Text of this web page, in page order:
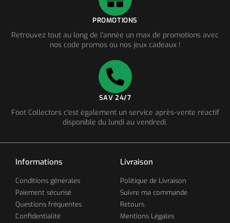
PROMOTIONS
Retrouvez tout au long de l'année un max de promotions avec
nos code promos ou nos jeux cadeaux !
SAV 24/7
Foot Collectors c'est également un service après-vente réactif
disponible du lundi au vendredi.
Informations
Conditions générales
Paiement sécurisé
Questions fréquentes
Confidentialité
Livraison
Politique de Livraison
Suivre ma commande
Retours
Mentions Légales